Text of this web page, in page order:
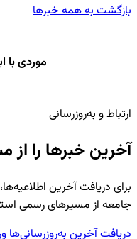
بازگشت به همه خبرها
موردی با
ارتباط و به‌روزرسانی
آخرین خبرها را از
برای دریافت آخرین
جامعه از مسیرهای رسمی
دریافت آخرین به‌روزرسانی‌ها